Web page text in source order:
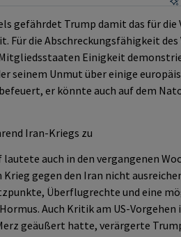
gefährdet Trump damit das für
Für die Abschreckungsfähigkeit
Einigkeit
seinem Unmut über einige
er könnte auch auf dem
Iran-Kriegs zu
auch in den vergangenen
Krieg gegen den Iran nicht
Überflugrechte und eine
Auch Kritik am US-Vorgehen
geäußert hatte, verärgerte